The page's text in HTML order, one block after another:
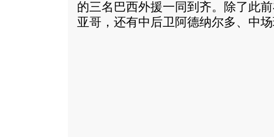
的三名巴西外援一同到齐。除了此
亚哥，还有中后卫阿德纳尔多、中